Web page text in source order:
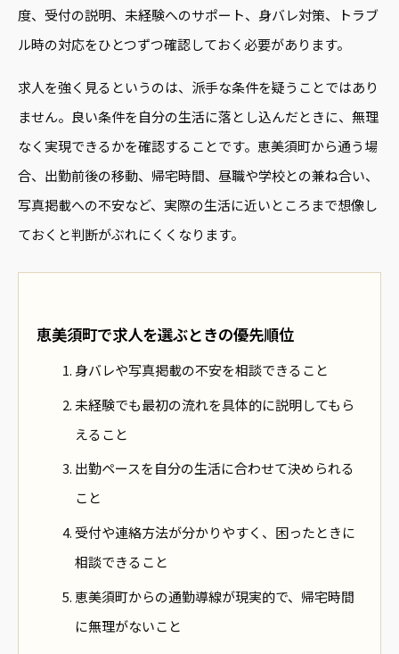
度、受付の説明、未経験へのサポート、身バレ対策、トラブ
ル時の対応をひとつずつ確認しておく必要があります。
求人を強く見るというのは、派手な条件を疑うことではあり
ません。良い条件を自分の生活に落とし込んだときに、無理
なく実現できるかを確認することです。恵美須町から通う場
合、出勤前後の移動、帰宅時間、昼職や学校との兼ね合い、
写真掲載への不安など、実際の生活に近いところまで想像し
ておくと判断がぶれにくくなります。
恵美須町で求人を選ぶときの優先順位
身バレや写真掲載の不安を相談できること
未経験でも最初の流れを具体的に説明してもら
えること
出勤ペースを自分の生活に合わせて決められる
こと
受付や連絡方法が分かりやすく、困ったときに
相談できること
恵美須町からの通勤導線が現実的で、帰宅時間
に無理がないこと